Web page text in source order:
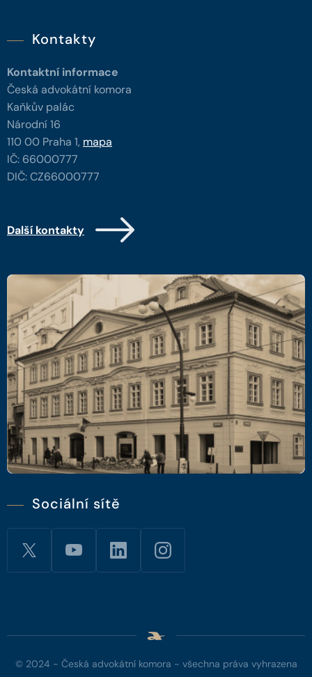
Kontakty
Kontaktní informace
Česká advokátní komora
Kaňkův palác
Národní 16
110 00 Praha 1, mapa
IČ: 66000777
DIČ: CZ66000777
Další kontakty
Sociální sítě
© 2024 - Česká advokátní komora - všechna práva vyhrazena